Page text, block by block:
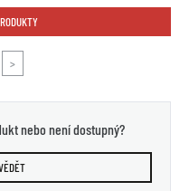
>
nebo není dostupný?